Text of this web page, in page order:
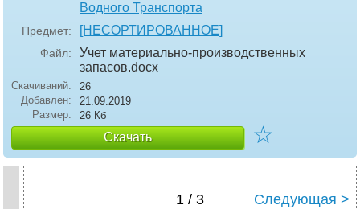
Водного Транспорта
Предмет: [НЕСОРТИРОВАННОЕ]
Файл:
Учет материально-производственных
запасов.docx
Скачиваний:
26
Добавлен:
21.09.2019
Размер:
26 Кб
Скачать ☆
1 / 3 Следующая >